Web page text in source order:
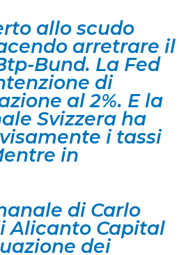
allo scudo
arretrare il
Bund. La Fed
di
al 2%. E la
Svizzera ha
i tassi
in
di Carlo
Alicanto Capital
dei